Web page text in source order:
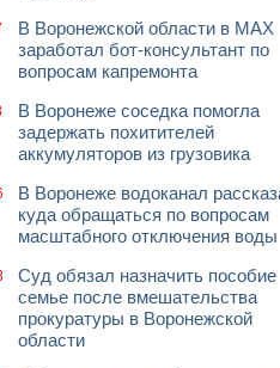
В Воронежской области в МАХ
заработал бот-консультант по
вопросам капремонта
В Воронеже соседка помогла
задержать похитителей
аккумуляторов из грузовика
В Воронеже водоканал
куда обращаться по вопросам
масштабного отключения воды
Суд обязал назначить пособие
семье после вмешательства
прокуратуры в Воронежской
области